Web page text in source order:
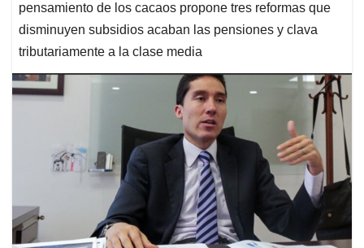
pensamiento de los cacaos propone tres reformas que
disminuyen subsidios acaban las pensiones y clava
tributariamente a la clase media